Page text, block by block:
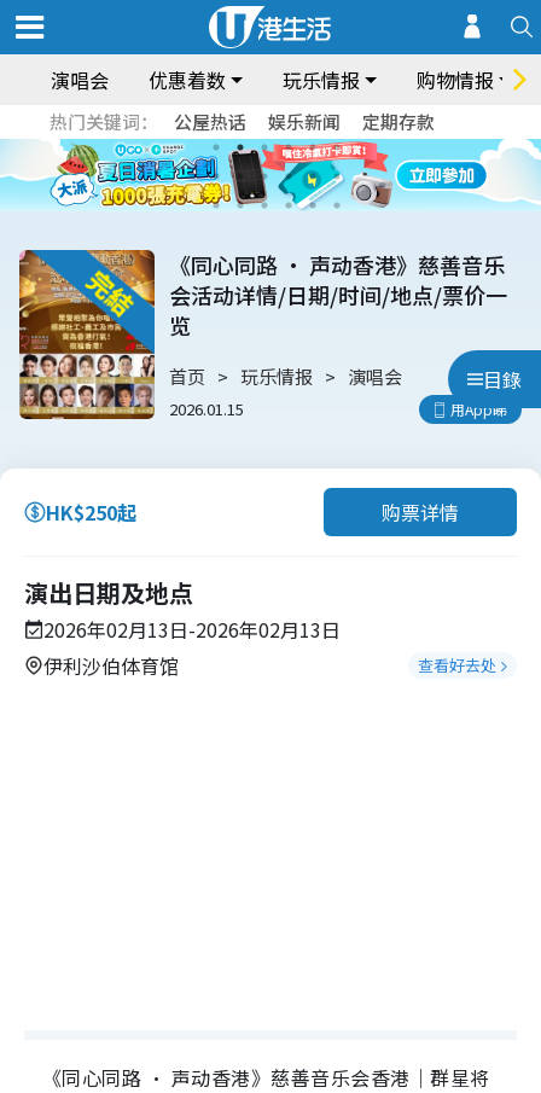
演唱会 优惠着数 玩乐情报 购物情报
热门关键词： 公屋热话 娱乐新闻 定期存款
目錄
《同心同路 · 声动香港》慈善音乐
会活动详情/日期/时间/地点/票价一
览
首页 玩乐情报 演唱会
2026.01.15 用App睇
HK$250起 购票详情
演出日期及地点
2026年02月13日-2026年02月13日
伊利沙伯体育馆
查看好去处
《同心同路 · 声动香港》慈善音乐会香港｜群星将